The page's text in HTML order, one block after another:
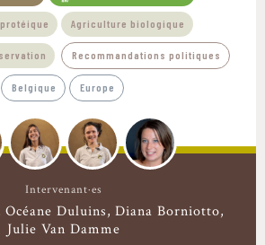
Agriculture biologique
Recommandations politiques
Belgique Europe
Intervenant·es
Océane Duluins Diana Borniotto
Julie Van Damme